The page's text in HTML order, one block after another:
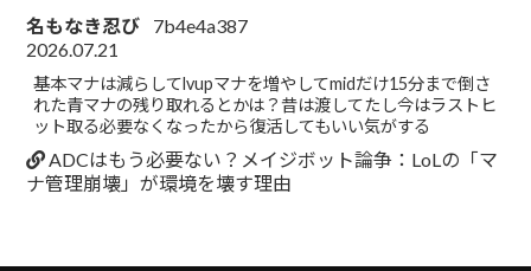
名もなき忍び
7b4e4a387
2026.07.21
基本マナは減らしてlvupマナを増やしてmidだけ15分まで倒さ
れた青マナの残り取れるとかは？昔は渡してたし今はラストヒ
ット取る必要なくなったから復活してもいい気がする
ADCはもう必要ない？メイジボット論争：LoLの「マ
ナ管理崩壊」が環境を壊す理由